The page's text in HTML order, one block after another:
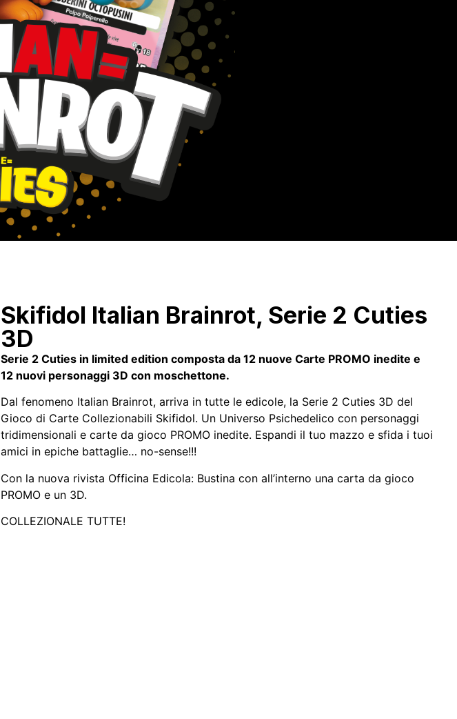
Skifidol Italian Brainrot, Serie 2 Cuties
3D
Serie 2 Cuties in limited edition composta da 12 nuove Carte PROMO inedite e
12 nuovi personaggi 3D con moschettone.
Dal fenomeno Italian Brainrot, arriva in tutte le edicole, la Serie 2 Cuties 3D del
Gioco di Carte Collezionabili Skifidol. Un Universo Psichedelico con personaggi
tridimensionali e carte da gioco PROMO inedite. Espandi il tuo mazzo e sfida i tuoi
amici in epiche battaglie… no-sense!!!
Con la nuova rivista Officina Edicola: Bustina con all’interno una carta da gioco
PROMO e un 3D.
COLLEZIONALE TUTTE!